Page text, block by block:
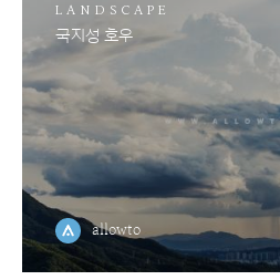
LANDSCAPE
국지성 호우
allowto